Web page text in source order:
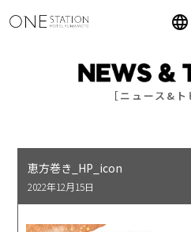
［ニュース&ト
恵方巻き_HP_icon
2022年12月15日